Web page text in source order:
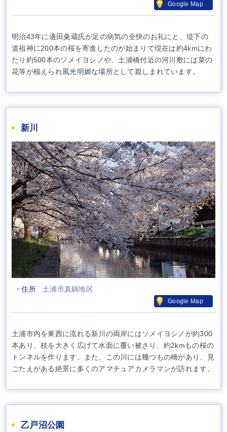
Google Map
明治43年に邊田粂蔵氏が足の病気の全快のお礼にと、堤下の
道祖神に200本の桜を寄進したのが始まりで現在は約4kmにわ
たり約500本のソメイヨシノや、土浦橋付近の河川敷には菜の
花等が植えられ風光明媚な場所として親しまれています。
新川
・住所 土浦市真鍋地区
Google Map
土浦市内を東西に流れる新川の両岸にはソメイヨシノが約300
本あり、枝を大きく広げて水面に覆い被さり、約2kmもの桜の
トンネルを作ります。また、この川には幾つもの橋があり、見
ごたえがある絶景に多くのアマチュアカメラマンが訪れます。
乙戸沼公園